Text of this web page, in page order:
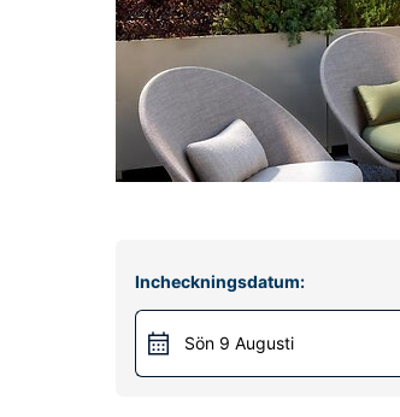
Incheckningsdatum:
Sön 9 Augusti